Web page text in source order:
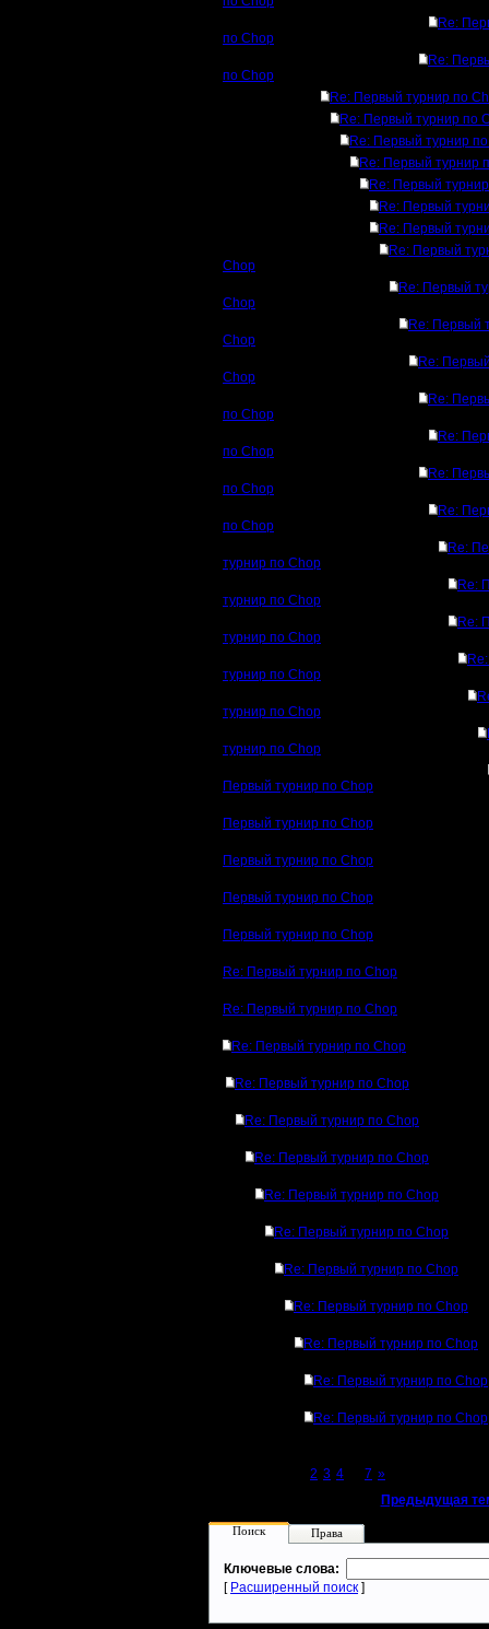
Re:
по Chop
Re:
по Chop
Re: Первый турнир по
Re: Первый турнир по
Re: Первый турнир
Re: Первый турнир
Re: Первый
Re: Первый
Re: Первый
Re: Первый
Chop
Re: Первый
Chop
Re: Первый
Chop
Re:
Chop
Re:
по Chop
Re:
по Chop
Re:
по Chop
Re:
по Chop
Re:
турнир по Chop
Re:
турнир по Chop
Re:
турнир по Chop
турнир по Chop
турнир по Chop
турнир по Chop
Первый турнир по Chop
Первый турнир по Chop
Первый турнир по Chop
Первый турнир по Chop
Первый турнир по Chop
Re: Первый турнир по Chop
Re: Первый турнир по Chop
Re: Первый турнир по Chop
Re: Первый турнир по Chop
Re: Первый турнир по Chop
Re: Первый турнир по Chop
Re: Первый турнир по Chop
Re: Первый турнир по Chop
Re: Первый турнир по Chop
Re: Первый турнир по Chop
Re: Первый турнир по Chop
Re: Первый турнир по Chop
Re: Первый турнир по Chop
2 3 4 7 »
Предыдущая
Поиск Права
Ключевые слова:
[ Расширенный поиск ]